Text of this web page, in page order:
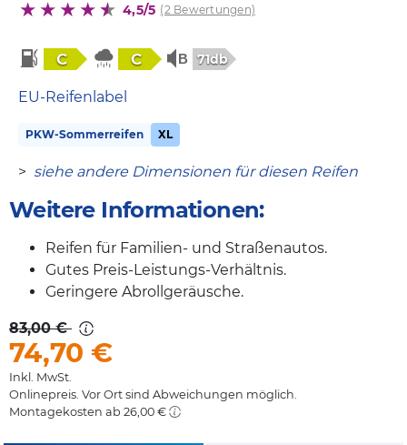
4,5/5 (2 Bewertungen)
C C 71db
EU-Reifenlabel
PKW-Sommerreifen XL
> siehe andere Dimensionen für diesen Reifen
Weitere Informationen:
Reifen für Familien- und Straßenautos.
Gutes Preis-Leistungs-Verhältnis.
Geringere Abrollgeräusche.
83,00 €
74,70 €
Inkl. MwSt.
Onlinepreis. Vor Ort sind Abweichungen möglich.
Montagekosten ab 26,00 €